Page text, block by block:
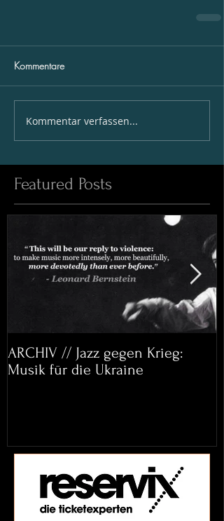
Kommentare
Kommentar verfassen...
Featured Posts
ARCHIV // Jazz gegen Krieg:
Musik für die Ukraine